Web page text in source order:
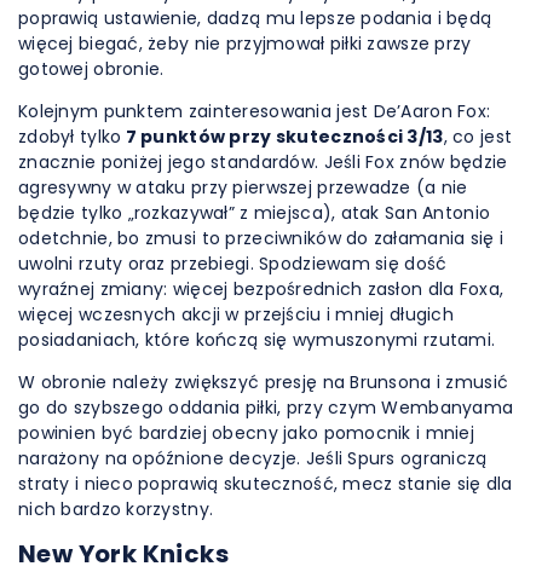
poprawią ustawienie, dadzą mu lepsze podania i będą
więcej biegać, żeby nie przyjmował piłki zawsze przy
gotowej obronie.
Kolejnym punktem zainteresowania jest De’Aaron Fox:
zdobył tylko 7 punktów przy skuteczności 3/13, co jest
znacznie poniżej jego standardów. Jeśli Fox znów będzie
agresywny w ataku przy pierwszej przewadze (a nie
będzie tylko „rozkazywał” z miejsca), atak San Antonio
odetchnie, bo zmusi to przeciwników do załamania się i
uwolni rzuty oraz przebiegi. Spodziewam się dość
wyraźnej zmiany: więcej bezpośrednich zasłon dla Foxa,
więcej wczesnych akcji w przejściu i mniej długich
posiadaniach, które kończą się wymuszonymi rzutami.
W obronie należy zwiększyć presję na Brunsona i zmusić
go do szybszego oddania piłki, przy czym Wembanyama
powinien być bardziej obecny jako pomocnik i mniej
narażony na opóźnione decyzje. Jeśli Spurs ograniczą
straty i nieco poprawią skuteczność, mecz stanie się dla
nich bardzo korzystny.
New York Knicks